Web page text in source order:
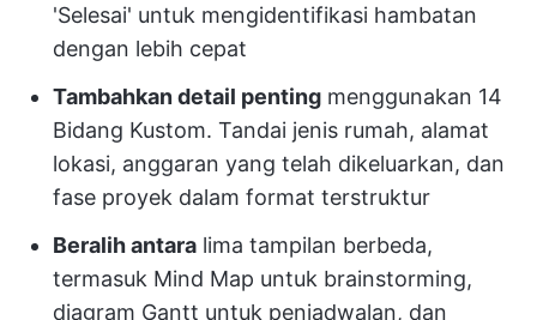
'Selesai' untuk mengidentifikasi hambatan
dengan lebih cepat
Tambahkan detail penting menggunakan 14
Bidang Kustom. Tandai jenis rumah, alamat
lokasi, anggaran yang telah dikeluarkan, dan
fase proyek dalam format terstruktur
Beralih antara lima tampilan berbeda,
termasuk Mind Map untuk brainstorming,
diagram Gantt untuk penjadwalan, dan